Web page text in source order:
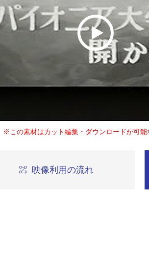
※この素材はカット編集・ダウンロードが可能
映像利用の流れ